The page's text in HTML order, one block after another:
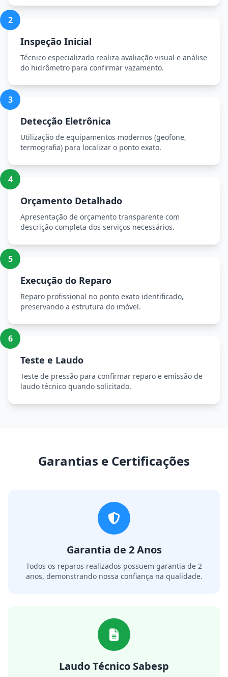
2
Inspeção Inicial
Técnico especializado realiza avaliação visual e análise
do hidrômetro para confirmar vazamento.
3
Detecção Eletrônica
Utilização de equipamentos modernos (geofone,
termografia) para localizar o ponto exato.
4
Orçamento Detalhado
Apresentação de orçamento transparente com
descrição completa dos serviços necessários.
5
Execução do Reparo
Reparo profissional no ponto exato identificado,
preservando a estrutura do imóvel.
6
Teste e Laudo
Teste de pressão para confirmar reparo e emissão de
laudo técnico quando solicitado.
Garantias e Certificações
Garantia de 2 Anos
Todos os reparos realizados possuem garantia de 2
anos, demonstrando nossa confiança na qualidade.
Laudo Técnico Sabesp